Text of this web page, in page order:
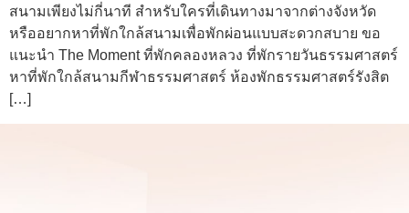
สนามเพียงไม่กี่นาที สำหรับใครที่เดินทางมาจากต่างจังหวัด
หรืออยากหาที่พักใกล้สนามเพื่อพักผ่อนแบบสะดวกสบาย ขอ
แนะนำ The Moment ที่พักคลองหลวง ที่พักรายวันธรรมศาสตร์
หาที่พักใกล้สนามกีฬาธรรมศาสตร์ ห้องพักธรรมศาสตร์รังสิต
[…]